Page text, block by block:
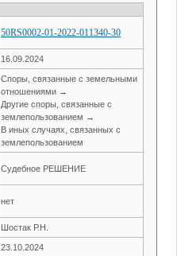
50RS0002-01-2022-011340-30
16.09.2024
Споры, связанные с земельными
отношениями →
Другие споры, связанные с
землепользованием →
В иных случаях, связанных с
землепользованием
Судебное РЕШЕНИЕ
нет
Шостак Р.Н.
23.10.2024